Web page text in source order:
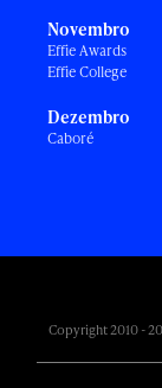
Novembro
Effie Awards
Effie College
Dezembro
Caboré
Copyright 2010 -